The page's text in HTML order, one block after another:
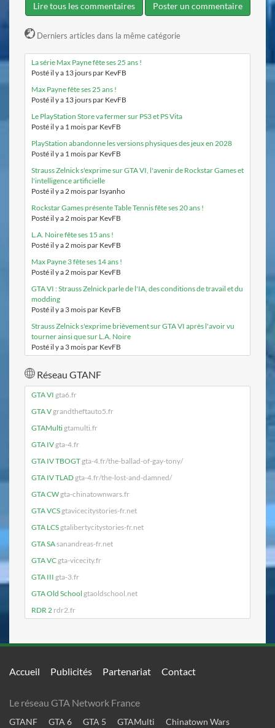
Lire tous les commentaires Poster un commentaire
Derniers articles dans la même catégorie
La série Max Payne fête ses 25 ans !
Posté il y a 13 jours par KevFB
Max Payne fête ses 25 ans !
Posté il y a 13 jours par KevFB
Le PlayStation Store va fermer sur PS3 et PS Vita
Posté il y a 1 mois par KevFB
PlayStation abandonne les versions physiques des jeux en 2028
Posté il y a 1 mois par KevFB
Strauss Zelnick s'exprime sur GTA VI, l'avenir de Rockstar Games et
l'intelligence artificielle
Posté il y a 2 mois par Isyanho
Rockstar Games présente Table Tennis fête ses 20 ans !
Posté il y a 2 mois par KevFB
L.A. Noire fête ses 15 ans !
Posté il y a 2 mois par KevFB
Max Payne 3 fête ses 14 ans !
Posté il y a 2 mois par KevFB
GTA VI : Strauss Zelnick parle de l'IA, des conditions de travail et du
modding
Posté il y a 3 mois par KevFB
Strauss Zelnick s'exprime brièvement sur GTA VI après l'avoir vu
tourner ainsi que sur L.A. Noire
Posté il y a 3 mois par KevFB
Réseau GTANF
GTA VI gta6.fr
GTA Vgrandtheftauto5.fr
GTAMultigtamulti.fr
GTA IVgta-4.fr
GTA IV TBOGTgta-4.fr/the-ballad-of-gay-tony/
GTA IV TLADgta-4.fr/the-lost-and-damned/
GTA CWgta-chinatownwars.fr
GTA VCSgtavicecitystories-fr.net
GTA LCSgtalibertycitystories-fr.net
GTA SAsanandreas-fr.net
GTA VCgta-vicecity.fr
GTA III gta-3.fr
GTA Old School gtaoldschool.net
RDR 2 rdr2.fr
Accueil Publicités Partenariat Contact
Le réseau GTA Network France
GTANF GTA 6 GTA 5 GTAMulti Chinatown Wars